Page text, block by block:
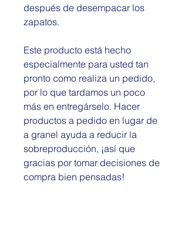
después de desempacar los
zapatos.
Este producto está hecho
especialmente para usted tan
pronto como realiza un pedido,
por lo que tardamos un poco
más en entregárselo. Hacer
productos a pedido en lugar de
a granel ayuda a reducir la
sobreproducción, ¡así que
gracias por tomar decisiones de
compra bien pensadas!